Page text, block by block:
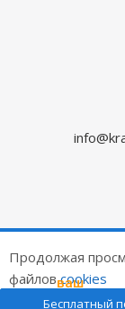
Цены на
Бесплатный
ваш
подарок
Продолжая
файловcookies
ОК